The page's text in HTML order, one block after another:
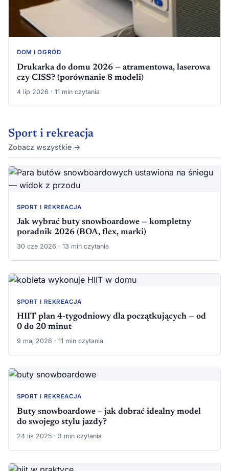
DOM I OGRÓD
Drukarka do domu 2026 — atramentowa, laserowa
czy CISS? (porównanie 8 modeli)
4 lip 2026 · 11 min czytania
Sport i rekreacja
Zobacz wszystkie →
SPORT I REKREACJA
Jak wybrać buty snowboardowe — kompletny
poradnik 2026 (BOA, flex, marki)
30 cze 2026 · 13 min czytania
SPORT I REKREACJA
HIIT plan 4-tygodniowy dla początkujących — od
0 do 20 minut
9 maj 2026 · 11 min czytania
SPORT I REKREACJA
Buty snowboardowe – jak dobrać idealny model
do swojego stylu jazdy?
24 lis 2025 · 3 min czytania